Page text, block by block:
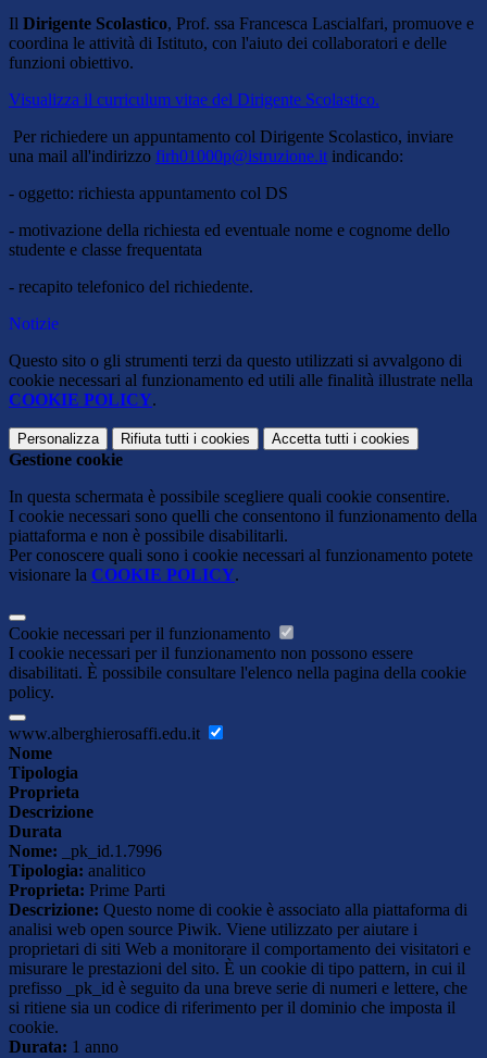
Il Dirigente Scolastico, Prof. ssa Francesca Lascialfari, promuove e
coordina le attività di Istituto, con l'aiuto dei collaboratori e delle
funzioni obiettivo.
Visualizza il curriculum vitae del Dirigente Scolastico.
Per richiedere un appuntamento col Dirigente Scolastico, inviare
una mail all'indirizzo firh01000p@istruzione.it indicando:
- oggetto: richiesta appuntamento col DS
- motivazione della richiesta ed eventuale nome e cognome dello
studente e classe frequentata
- recapito telefonico del richiedente.
Notizie
Questo sito o gli strumenti terzi da questo utilizzati si avvalgono di
cookie necessari al funzionamento ed utili alle finalità illustrate nella
COOKIE POLICY.
Personalizza Rifiuta tutti i cookies Accetta tutti i cookies
Gestione cookie
In questa schermata è possibile scegliere quali cookie consentire.
I cookie necessari sono quelli che consentono il funzionamento della
piattaforma e non è possibile disabilitarli.
Per conoscere quali sono i cookie necessari al funzionamento potete
visionare la COOKIE POLICY.
Cookie necessari per il funzionamento
I cookie necessari per il funzionamento non possono essere
disabilitati. È possibile consultare l'elenco nella pagina della cookie
policy.
www.alberghierosaffi.edu.it
Nome
Tipologia
Proprieta
Descrizione
Durata
Nome: _pk_id.1.7996
Tipologia: analitico
Proprieta: Prime Parti
Descrizione: Questo nome di cookie è associato alla piattaforma di
analisi web open source Piwik. Viene utilizzato per aiutare i
proprietari di siti Web a monitorare il comportamento dei visitatori e
misurare le prestazioni del sito. È un cookie di tipo pattern, in cui il
prefisso _pk_id è seguito da una breve serie di numeri e lettere, che
si ritiene sia un codice di riferimento per il dominio che imposta il
cookie.
Durata: 1 anno